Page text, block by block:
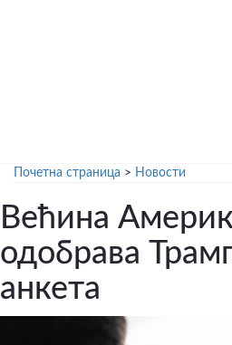
Почетна страница > Новости
Већина
одобрава
анкета